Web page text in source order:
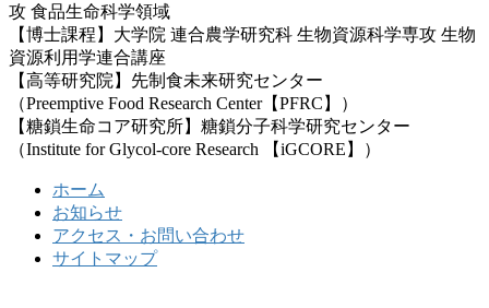
攻 食品生命科学領域
【博士課程】大学院 連合農学研究科 生物資源科学専攻 生物
資源利用学連合講座
【高等研究院】先制食未来研究センター
（Preemptive Food Research Center【PFRC】）
【糖鎖生命コア研究所】糖鎖分子科学研究センター
（Institute for Glycol-core Research 【iGCORE】）
ホーム
お知らせ
アクセス・お問い合わせ
サイトマップ